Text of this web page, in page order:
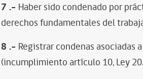
7 .- Haber sido condenado por
derechos fundamentales del
8 .- Registrar condenas asociadas
(incumplimiento artículo 10, Ley